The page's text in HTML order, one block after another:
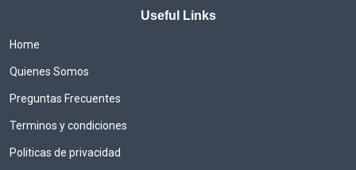
Useful Links
Home
Quienes Somos
Preguntas Frecuentes
Terminos y condiciones
Politicas de privacidad